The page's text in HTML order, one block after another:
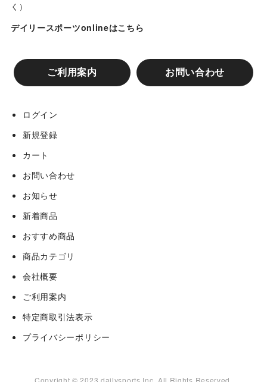
く）
デイリースポーツonlineはこちら
ご利用案内 お問い合わせ
ログイン
新規登録
カート
お問い合わせ
お知らせ
新着商品
おすすめ商品
商品カテゴリ
会社概要
ご利用案内
特定商取引法表示
プライバシーポリシー
Copyright © 2023 dailysports Inc. All Rights Reserved.